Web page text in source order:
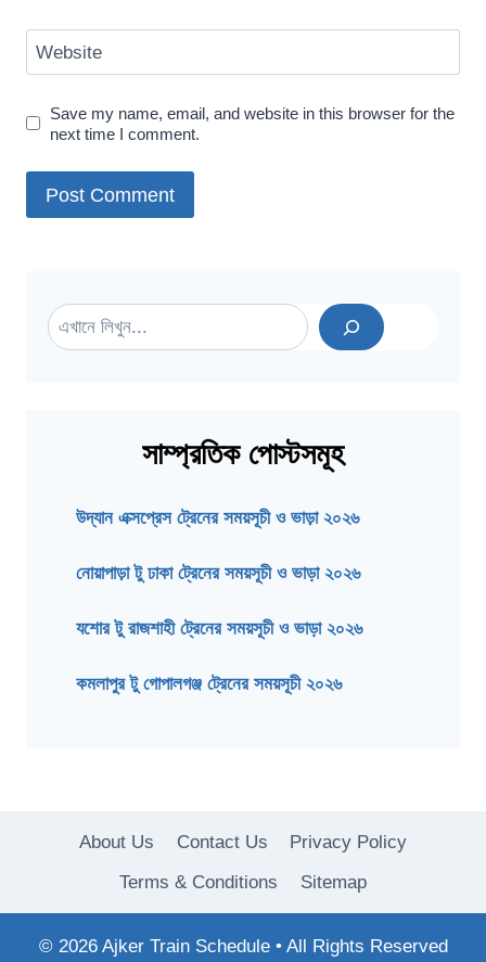
Website
Save my name, email, and website in this browser for the
next time I comment.
Search
সাম্প্রতিক পোস্টসমূহ
উদ্যান এক্সপ্রেস ট্রেনের সময়সূচী ও ভাড়া ২০২৬
নোয়াপাড়া টু ঢাকা ট্রেনের সময়সূচী ও ভাড়া ২০২৬
যশোর টু রাজশাহী ট্রেনের সময়সূচী ও ভাড়া ২০২৬
কমলাপুর টু গোপালগঞ্জ ট্রেনের সময়সূচী ২০২৬
About Us Contact Us
Privacy Policy
Terms & Conditions
Sitemap
© 2026 Ajker Train Schedule • All Rights Reserved